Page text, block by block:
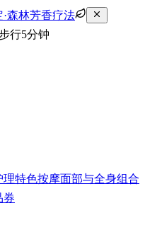
森林芳香疗法
行5分钟
理特色按摩面部与全身组合
券